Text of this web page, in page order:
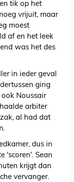
tik op het
vrijuit, maar
moest
af en het leek
was het des
in ieder geval
ging
Noussair
arbiter
al had dat
dus in
'scoren'. Sean
krijgt dan
vervanger.